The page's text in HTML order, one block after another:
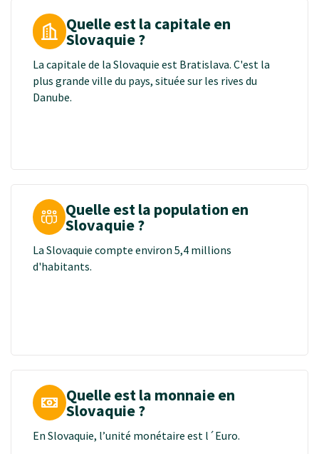
Printemps et automne : saisons idéales pour les
randonnées, la découverte des villes historiques
dans une atmosphère plus calme, loin des foules.
Été : Parfait pour les activités de plein air, telles que
la randonnée dans les montagnes Tatras, la visite
des châteaux et des villes, profiter des festivals
Quelle est la capitale en
Slovaquie ?
La capitale de la Slovaquie est Bratislava. C'est la
plus grande ville du pays, située sur les rives du
Danube.
Quelle est la population en
Slovaquie ?
La Slovaquie compte environ 5,4 millions
d'habitants.
Quelle est la monnaie en
Slovaquie ?
En Slovaquie, l’unité monétaire est l´Euro.